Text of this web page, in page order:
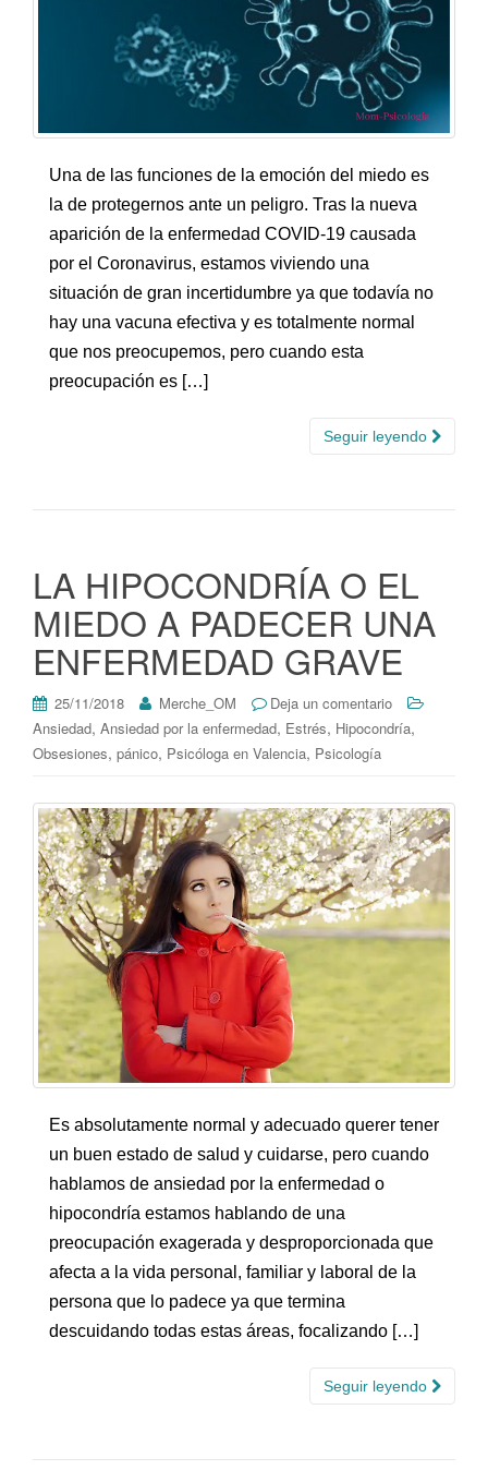
Una de las funciones de la emoción del miedo es
la de protegernos ante un peligro. Tras la nueva
aparición de la enfermedad COVID-19 causada
por el Coronavirus, estamos viviendo una
situación de gran incertidumbre ya que todavía no
hay una vacuna efectiva y es totalmente normal
que nos preocupemos, pero cuando esta
preocupación es […]
Seguir leyendo
LA HIPOCONDRÍA O EL
MIEDO A PADECER UNA
ENFERMEDAD GRAVE
25/11/2018 Merche_OM
Deja un comentario
Ansiedad, Ansiedad por la enfermedad, Estrés, Hipocondría,
Obsesiones, pánico, Psicóloga en Valencia, Psicología
Es absolutamente normal y adecuado querer tener
un buen estado de salud y cuidarse, pero cuando
hablamos de ansiedad por la enfermedad o
hipocondría estamos hablando de una
preocupación exagerada y desproporcionada que
afecta a la vida personal, familiar y laboral de la
persona que lo padece ya que termina
descuidando todas estas áreas, focalizando […]
Seguir leyendo